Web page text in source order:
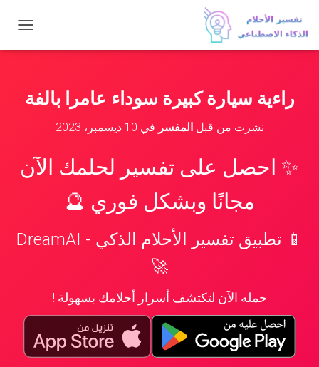
ب
ل
راءية سيارة كبيرة سوداء عامرا بالفة
نشرت من قبلالمفسر في 10 ديسمبر، 2023
✨ احصل على تفسير لحلمك الآن
مجانًا وبشكل فوري 🔮
📱 تطبيق تفسير الأحلام الذكي - DreamAI
🚀
حمله الآن لتكتشف أسرار أحلامك بسهولة !